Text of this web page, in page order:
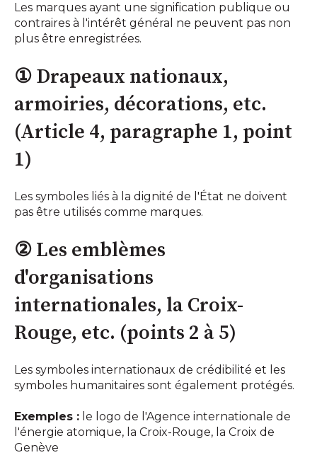
Les marques ayant une signification publique ou
contraires à l'intérêt général ne peuvent pas non
plus être enregistrées.
① Drapeaux nationaux,
armoiries, décorations, etc.
(Article 4, paragraphe 1, point
1)
Les symboles liés à la dignité de l'État ne doivent
pas être utilisés comme marques.
② Les emblèmes
d'organisations
internationales, la Croix-
Rouge, etc. (points 2 à 5)
Les symboles internationaux de crédibilité et les
symboles humanitaires sont également protégés.
Exemples : le logo de l'Agence internationale de
l'énergie atomique, la Croix-Rouge, la Croix de
Genève